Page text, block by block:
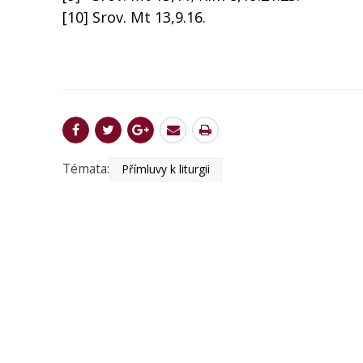
[10] Srov. Mt 13,9.16.
Témata: Přímluvy k liturgii